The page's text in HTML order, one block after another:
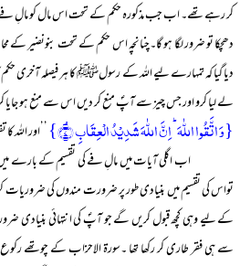
کر رہے تھے۔ اب جب مذکورہ حکم کے تحت اس مال کو مالِ فے
دھچکا تو ضرور لگا ہو گا۔چنانچہ اس حکم کے تحت بنونضیر کے
دیا گیا کہ تمہارے لیے اللہ کے رسولﷺ کا ہر فیصلہ آخری
لے لیا کرو اور جس چیز سے آپؐ منع کر دیں اس سے منع ہو جایا
{وَ اتَّقُوا اللّٰہَ ؕ اِنَّ اللّٰہَ شَدِیۡدُ الۡعِقَابِ ۘ﴿۷﴾}
’’اور
اب اگلی آیات میں مالِ فے کی تقسیم کے بارے میں
تواس کی تقسیم میں بنیادی طور پر ضرورت مندوں کی
کے لیے وہی کچھ قبول کریں گے جو آپؐ کی انتہائی
سے ہی فقر طاری کر رکھا تھا ۔سورۃ الاحزاب کے چوتھے